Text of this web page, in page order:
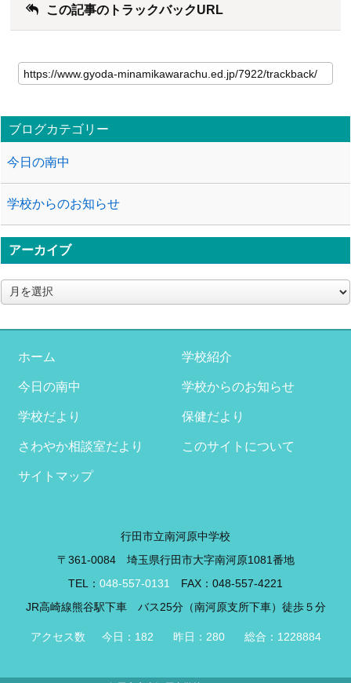
この記事のトラックバックURL
ブログカテゴリー
今日の南中
学校からのお知らせ
アーカイブ
ア
ー
イ
ホーム 学校紹介
今日の南中 学校からのお知らせ
学校だより 保健だより
さわやか相談室だより このサイトについて
サイトマップ
行田市立南河原中学校
〒361-0084 埼玉県行田市大字南河原1081番地
TEL： 048-557-0131
FAX：048-557-4221
JR高崎線熊谷駅下車 バス25分（南河原支所下車）徒歩５分